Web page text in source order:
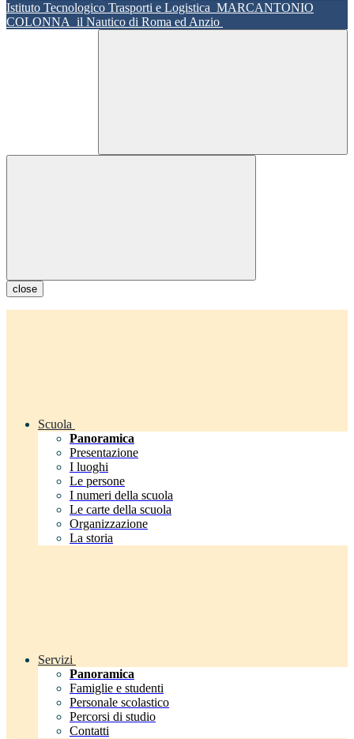
Istituto Tecnologico Trasporti e Logistica MARCANTONIO
COLONNA il Nautico di Roma ed Anzio
close
Scuola
Panoramica
Presentazione
I luoghi
Le persone
I numeri della scuola
Le carte della scuola
Organizzazione
La storia
Servizi
Panoramica
Famiglie e studenti
Personale scolastico
Percorsi di studio
Contatti